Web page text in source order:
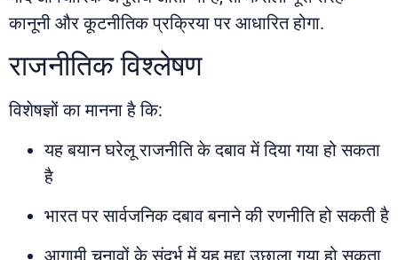
कानूनी और कूटनीतिक प्रक्रिया पर आधारित होगा.
राजनीतिक विश्लेषण
विशेषज्ञों का मानना है कि:
यह बयान घरेलू राजनीति के दबाव में दिया गया हो सकता
है
भारत पर सार्वजनिक दबाव बनाने की रणनीति हो सकती है
आगामी चुनावों के संदर्भ में यह मुद्दा उछाला गया हो सकता